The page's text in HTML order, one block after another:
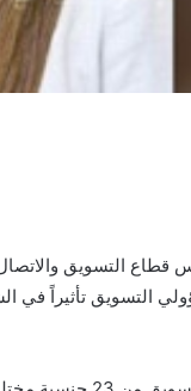
قطاع التسويق